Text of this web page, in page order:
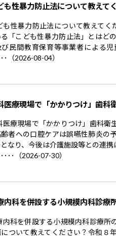
も性暴力防止法について教えて
も性暴力防止法について教えて
「こども性暴力防止法」とはど
民間教育保育等事業者による
･（2026-08-04）
医療現場で「かかりつけ」歯科
医療現場で「かかりつけ」歯科衛
者への口腔ケアは誤嚥性肺炎の
なり、今後は介護施設等との連
･･･（2026-07-30）
内科を併設する小規模内科診療
内科を併設する小規模内科診療所
ついて教えてください？令和８